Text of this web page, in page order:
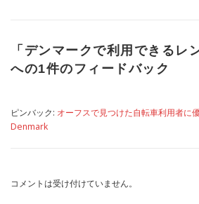
「 デンマークで利用できるレ
への1件のフィードバック
ピンバック: オーフスで見つけた自転車利用者に
Denmark
コメントは受け付けていません。